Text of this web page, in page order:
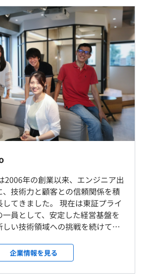
キルチェンジした方や、オンプレか
た方もいます。
れ》
やりたいことや理想の働き方を細か
チする案件を複数提案。
ら最適な案件を選び、お客様との面
参画が決定します。
案件に携わることで意欲的になり、よ
ております。
多数在籍。中には「APN ALL AWS
」を受賞しているメンバーもいま
の受講費や書籍代は会社が負担します
挑戦しやすい環境が整っています。
受験料・講習費用など会社負担）
会社負担）
したプロジェクト先となります。
社または自宅
テレワークをおこなう場所を含む）
関する事項
経験、能力、前給を考慮の上優遇しま
～500,000円
円～432,400円
間分、約42,300円～67,600円
給32万円＋賞与、入社2年目）
38万円＋賞与、入社3年目）
年収UPを実現
ジニアの平均年収上昇額は62万円と
の評価で収入UPも狙えます。
件の間も安心
減額はありません。もし待機が発生し
をキャリアアップ支援にあてていま
年の創業以来、エンジニア出
技術力と顧客との信頼関係を積
てきました。 現在は東証プライ
員として、安定した経営基盤を
い技術領域への挑戦を続けてい
アは、「会社の看板」や「案件の
どれだけ自分の意思で役割を広げ
わります。 しかし実際には、 ・
企業情報を見る